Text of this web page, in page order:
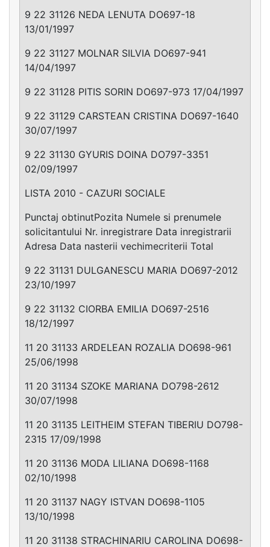
9 22 31126 NEDA LENUTA DO697-18
13/01/1997
9 22 31127 MOLNAR SILVIA DO697-941
14/04/1997
9 22 31128 PITIS SORIN DO697-973 17/04/1997
9 22 31129 CARSTEAN CRISTINA DO697-1640
30/07/1997
9 22 31130 GYURIS DOINA DO797-3351
02/09/1997
LISTA 2010 - CAZURI SOCIALE
Punctaj obtinutPozita Numele si prenumele
solicitantului Nr. inregistrare Data inregistrarii
Adresa Data nasterii vechimecriterii Total
9 22 31131 DULGANESCU MARIA DO697-2012
23/10/1997
9 22 31132 CIORBA EMILIA DO697-2516
18/12/1997
11 20 31133 ARDELEAN ROZALIA DO698-961
25/06/1998
11 20 31134 SZOKE MARIANA DO798-2612
30/07/1998
11 20 31135 LEITHEIM STEFAN TIBERIU DO798-
2315 17/09/1998
11 20 31136 MODA LILIANA DO698-1168
02/10/1998
11 20 31137 NAGY ISTVAN DO698-1105
13/10/1998
11 20 31138 STRACHINARIU CAROLINA DO698-